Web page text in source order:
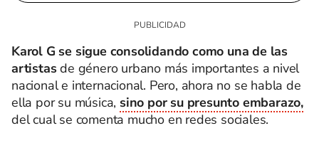
Karol G se sigue consolidando como una de las
artistasde género urbano más importantes a nivel
nacional e internacional. Pero, ahora no se habla de
ella por su música, sino por su presunto embarazo,
del cual se comenta mucho en redes sociales.